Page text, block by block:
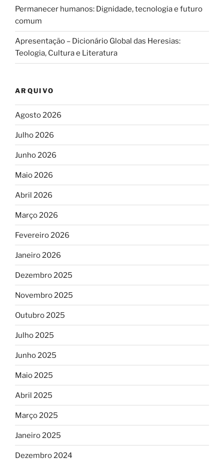
Permanecer humanos: Dignidade, tecnologia e futuro
comum
Apresentação – Dicionário Global das Heresias:
Teologia, Cultura e Literatura
ARQUIVO
Agosto 2026
Julho 2026
Junho 2026
Maio 2026
Abril 2026
Março 2026
Fevereiro 2026
Janeiro 2026
Dezembro 2025
Novembro 2025
Outubro 2025
Julho 2025
Junho 2025
Maio 2025
Abril 2025
Março 2025
Janeiro 2025
Dezembro 2024